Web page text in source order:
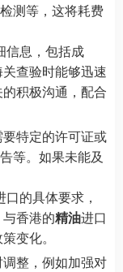
测等，这将耗费
信息，包括成
查验时能够迅速
积极沟通，配合
特定的许可证或
等。如果未能及
口的具体要求，
香港的精油进口
变化。
整，例如加强对